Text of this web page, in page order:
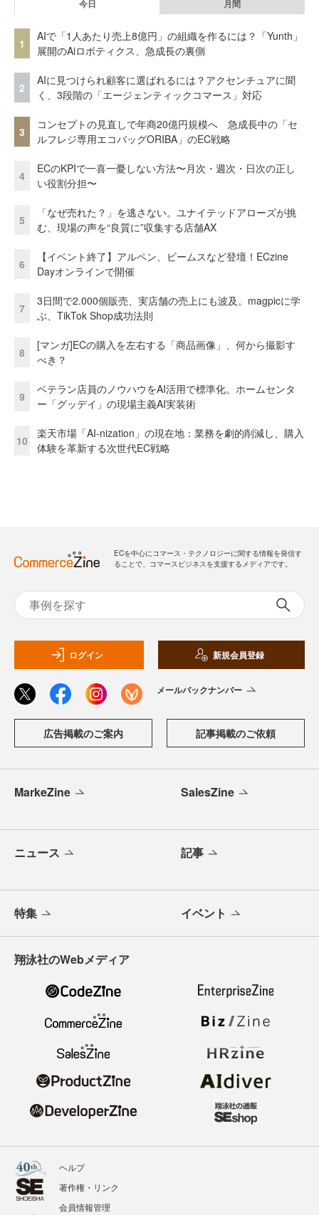
今日 月間
1
AIで「1人あたり売上8億円」の組織を作るには？「Yunth」
展開のAiロボティクス、急成長の裏側
2
AIに見つけられ顧客に選ばれるには？アクセンチュアに聞
く、3段階の「エージェンティックコマース」対応
3
コンセプトの見直しで年商20億円規模へ 急成長中の「セ
ルフレジ専用エコバッグORIBA」のEC戦略
4
ECのKPIで一喜一憂しない方法〜月次・週次・日次の正し
い役割分担〜
5
「なぜ売れた？」を逃さない。ユナイテッドアローズが挑
む、現場の声を“良質に”収集する店舗AX
6
【イベント終了】アルペン、ビームスなど登壇！ECzine
Dayオンラインで開催
7
3日間で2.000個販売、実店舗の売上にも波及。magpicに学
ぶ、TikTok Shop成功法則
8
[マンガ]ECの購入を左右する「商品画像」、何から撮影す
べき？
9
ベテラン店員のノウハウをAI活用で標準化。ホームセンタ
ー「グッデイ」の現場主義AI実装術
10
楽天市場「AI-nization」の現在地：業務を劇的削減し、購入
体験を革新する次世代EC戦略
ECを中心にコマース・テクノロジーに関する情報を発信す
ることで、コマースビジネスを支援するメディアです。
ログイン 新規会員登録
メールバックナンバー
広告掲載のご案内 記事掲載のご依頼
MarkeZine SalesZine
ニュース 記事
特集 イベント
翔泳社のWebメディア
ヘルプ
著作権・リンク
会員情報管理